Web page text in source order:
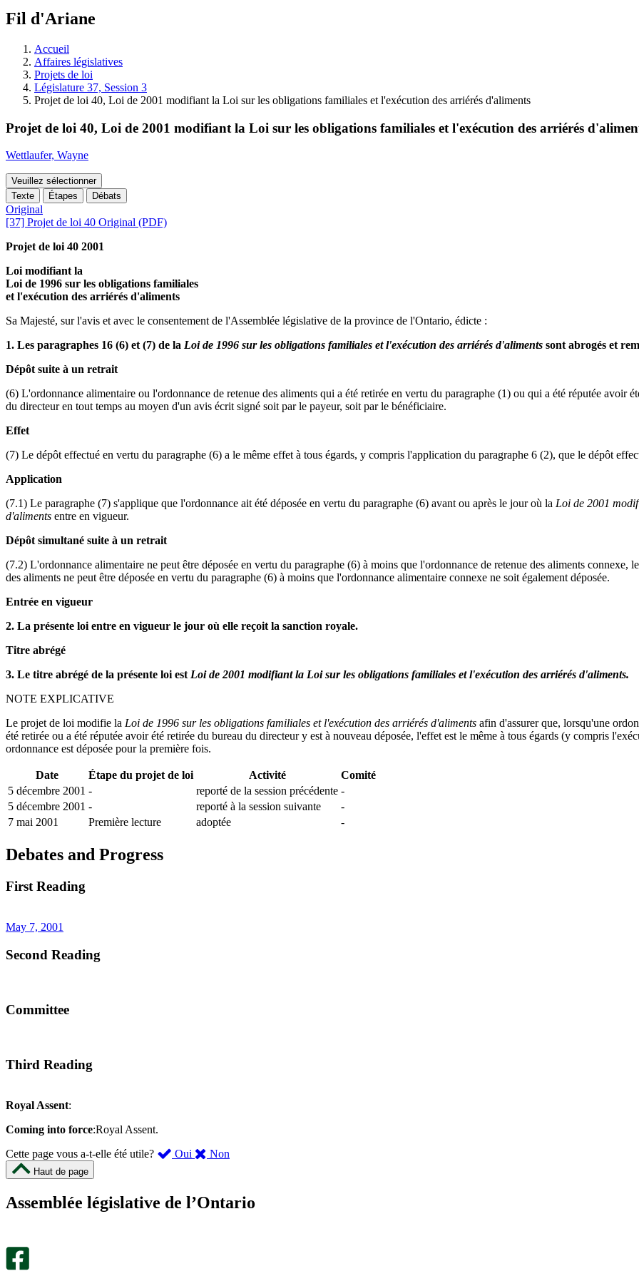
découvrir
l'Assemblée
législative.
Fil d'Ariane
Accueil
Affaires législatives
Projets de loi
Législature 37, Session 3
Projet de loi 40, Loi de 2001 modifiant la Loi sur les obligations familiales et l'exécution des arriérés d'aliments
Projet de loi 40, Loi de 2001 modifiant la Loi sur les obligations familiales et l'exécution des arriérés
Wettlaufer, Wayne
Veuillez sélectionner
Texte
Étapes Débats
Original
[37] Projet de loi 40 Original (PDF)
Projet de loi 40 2001
Loi modifiant la
Loi de 1996 sur les obligations familiales
et l'exécution des arriérés d'aliments
Sa Majesté, sur l'avis et avec le consentement de l'Assemblée législative de la province de l'Ontario, édicte :
1. Les paragraphes 16 (6) et (7) de la Loi de 1996 sur les obligations familiales et l'exécution des arriérés d'aliments sont abrogés et
Dépôt suite à un retrait
(6) L'ordonnance alimentaire ou l'ordonnance de retenue des aliments qui a été retirée en vertu du paragraphe (1) ou qui a été réputée avoir
du directeur en tout temps au moyen d'un avis écrit signé soit par le payeur, soit par le bénéficiaire.
Effet
(7) Le dépôt effectué en vertu du paragraphe (6) a le même effet à tous égards, y compris l'application du paragraphe 6 (2), que le dépôt
Application
(7.1) Le paragraphe (7) s'applique que l'ordonnance ait été déposée en vertu du paragraphe (6) avant ou après le jour où la Loi de 2001
d'aliments entre en vigueur.
Dépôt simultané suite à un retrait
(7.2) L'ordonnance alimentaire ne peut être déposée en vertu du paragraphe (6) à moins que l'ordonnance de retenue des aliments connexe,
des aliments ne peut être déposée en vertu du paragraphe (6) à moins que l'ordonnance alimentaire connexe ne soit également déposée.
Entrée en vigueur
2. La présente loi entre en vigueur le jour où elle reçoit la sanction royale.
Titre abrégé
3. Le titre abrégé de la présente loi est Loi de 2001 modifiant la Loi sur les obligations familiales et l'exécution des arriérés d'aliments.
NOTE EXPLICATIVE
Le projet de loi modifie la Loi de 1996 sur les obligations familiales et l'exécution des arriérés d'aliments afin d'assurer que, lorsqu'une
été retirée ou a été réputée avoir été retirée du bureau du directeur y est à nouveau déposée, l'effet est le même à tous égards (y compris
ordonnance est déposée pour la première fois.
Date Étape du projet de loi Activité
Comité
5 décembre 2001 - reporté de la session précédente -
5 décembre 2001 - reporté à la session suivante
-
7 mai 2001
Première lecture adoptée -
Debates and Progress
First Reading
May 7, 2001
Second Reading
Committee
Third Reading
Royal Assent:
Coming into force:Royal Assent.
Cette page vous a-t-elle été utile?
Oui ,
été
Non
m’a
Haut de page
Assemblée législative de l’Ontario